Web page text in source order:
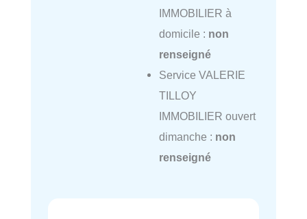
IMMOBILIER à
domicile : non
renseigné
Service VALERIE
TILLOY
IMMOBILIER ouvert
dimanche : non
renseigné